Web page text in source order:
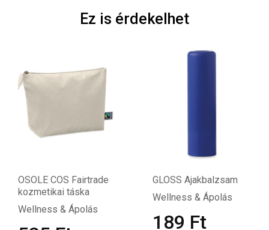
Ez is érdekelhet
OSOLE COS Fairtrade
kozmetikai táska
Wellness & Ápolás
GLOSS Ajakbalzsam
Wellness & Ápolás
189 Ft